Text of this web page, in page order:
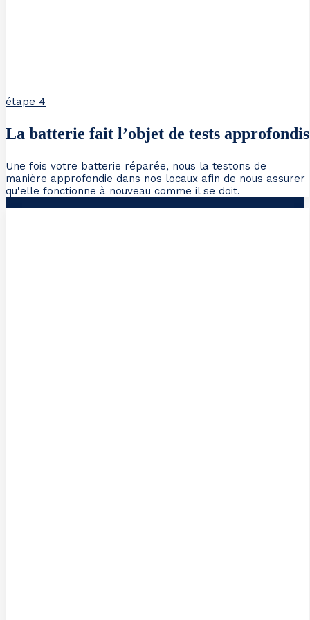
étape 4
La batterie fait l’objet de tests approfondis
Une fois votre batterie réparée, nous la testons de
manière approfondie dans nos locaux afin de nous assurer
qu'elle fonctionne à nouveau comme il se doit.